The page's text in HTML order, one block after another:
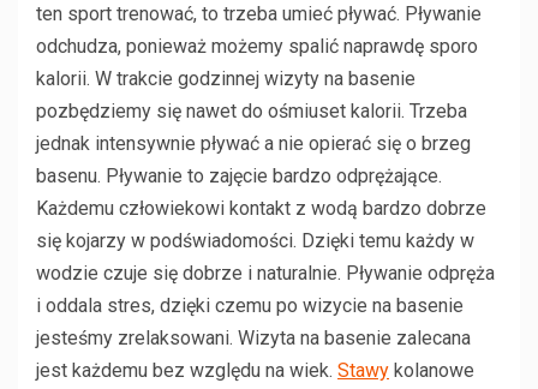
ten sport trenować, to trzeba umieć pływać. Pływanie
odchudza, ponieważ możemy spalić naprawdę sporo
kalorii. W trakcie godzinnej wizyty na basenie
pozbędziemy się nawet do ośmiuset kalorii. Trzeba
jednak intensywnie pływać a nie opierać się o brzeg
basenu. Pływanie to zajęcie bardzo odprężające.
Każdemu człowiekowi kontakt z wodą bardzo dobrze
się kojarzy w podświadomości. Dzięki temu każdy w
wodzie czuje się dobrze i naturalnie. Pływanie odpręża
i oddala stres, dzięki czemu po wizycie na basenie
jesteśmy zrelaksowani. Wizyta na basenie zalecana
jest każdemu bez względu na wiek. Stawy kolanowe